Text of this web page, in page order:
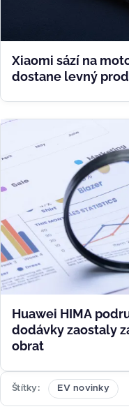
Xiaomi sází na
dostane levný
Huawei HIMA
dodávky zaostaly
obrat
Štítky EV novinky